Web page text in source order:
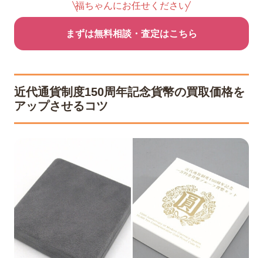
福ちゃんにお任せください
まずは無料相談・査定はこちら
近代通貨制度150周年記念貨幣の買取価格を
アップさせるコツ